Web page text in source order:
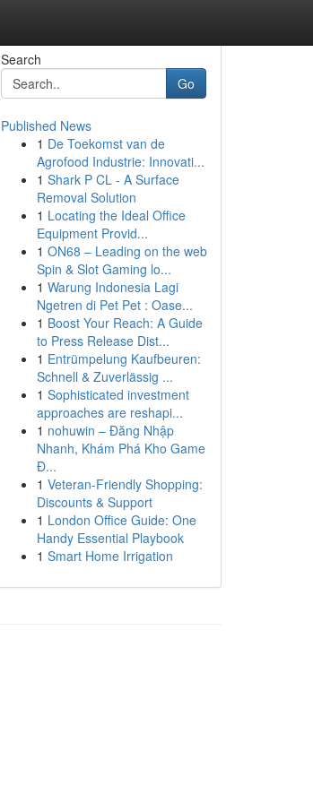
Search
Go
Published News
1 De Toekomst van de
Agrofood Industrie: Innovati...
1 Shark P CL - A Surface
Removal Solution
1 Locating the Ideal Office
Equipment Provid...
1 ON68 – Leading on the web
Spin & Slot Gaming lo...
1 Warung Indonesia Lagi
Ngetren di Pet Pet : Oase...
1 Boost Your Reach: A Guide
to Press Release Dist...
1 Entrümpelung Kaufbeuren:
Schnell & Zuverlässig ...
1 Sophisticated investment
approaches are reshapi...
1 nohuwin – Đăng Nhập
Nhanh, Khám Phá Kho Game
Đ...
1 Veteran-Friendly Shopping:
Discounts & Support
1 London Office Guide: One
Handy Essential Playbook
1 Smart Home Irrigation